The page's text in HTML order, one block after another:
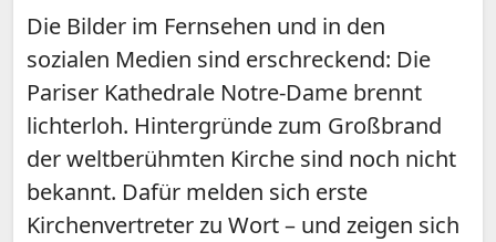
Die Bilder im Fernsehen und in den
sozialen Medien sind erschreckend: Die
Pariser Kathedrale Notre-Dame brennt
lichterloh. Hintergründe zum Großbrand
der weltberühmten Kirche sind noch nicht
bekannt. Dafür melden sich erste
Kirchenvertreter zu Wort – und zeigen sich